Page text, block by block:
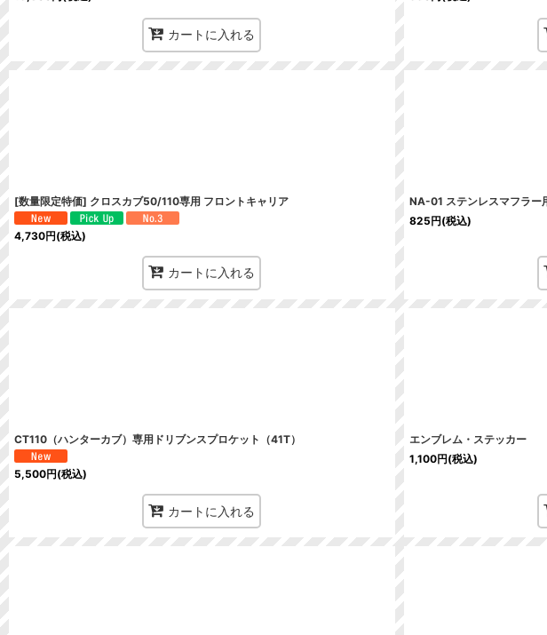
カートに入れる
[数量限定特価] クロスカブ50/110専用 フロントキャリア
4,730円(税込)
カートに入れる
NA-01 ステンレスマフラ
825円(税込)
CT110（ハンターカブ）専用ドリブンスプロケット（41T）
5,500円(税込)
カートに入れる
エンブレム・ステッカー
1,100円(税込)